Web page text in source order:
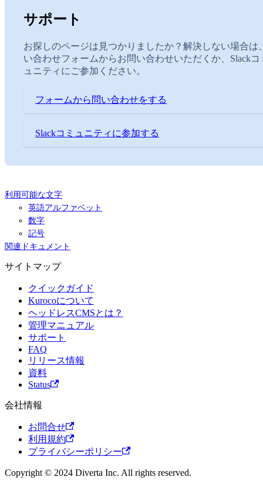
サポート
お探しのページは見つかりましたか？解決しない場合は
い合わせフォームからお問い合わせいただくか、Slackコ
ュニティにご参加ください。
フォームから問い合わせをする
Slackコミュニティに参加する
利用可能な文字
英語アルファベット
数字
記号
関連ドキュメント
サイトマップ
クイックガイド
Kurocoについて
ヘッドレスCMSとは？
管理マニュアル
サポート
FAQ
リリース情報
資料
Status
会社情報
お問合せ
利用規約
プライバシーポリシー
Copyright © 2024 Diverta Inc. All rights reserved.